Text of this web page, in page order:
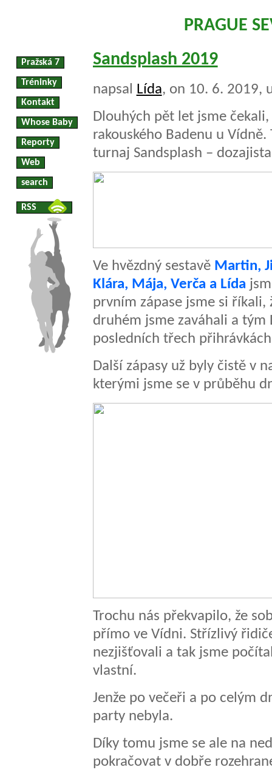
PRAGUE
Pražská 7
Tréninky
Kontakt
Whose Baby
Reporty
Web
search
RSS
Sandsplash 2019
napsal Lída, on 10. 6. 2019,
Dlouhých pět let jsme
rakouského Badenu u
turnaj Sandsplash –
Ve hvězdný sestavě Martin,
Klára, Mája, Verča a Lída
prvním zápase jsme si říkali,
druhém jsme zaváhali a
posledních třech
Další zápasy už byly čistě v
kterými jsme se v průběhu
Trochu nás překvapilo, že
přímo ve Vídni. Střízlivý
nezjišťovali a tak jsme
vlastní.
Jenže po večeři a po celým
party nebyla.
Díky tomu jsme se ale na
pokračovat v dobře